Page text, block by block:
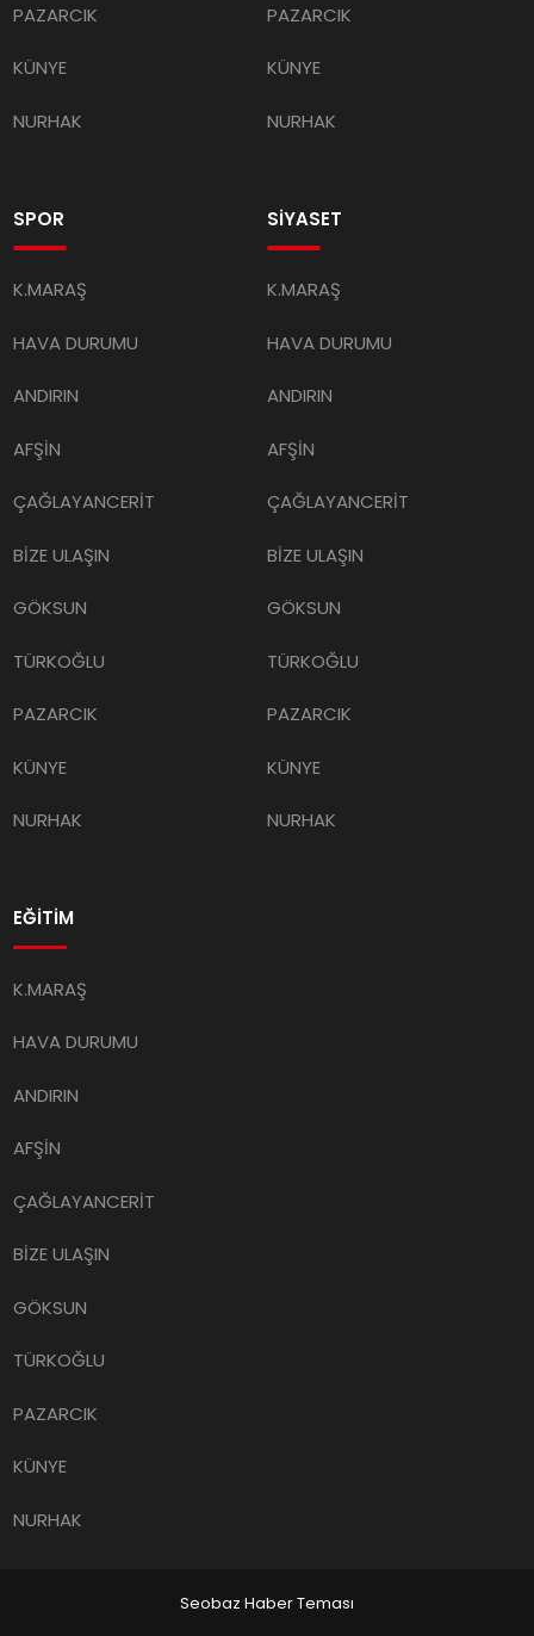
PAZARCIK
KÜNYE
NURHAK
PAZARCIK
KÜNYE
NURHAK
SPOR
K.MARAŞ
HAVA DURUMU
ANDIRIN
AFŞİN
ÇAĞLAYANCERİT
BİZE ULAŞIN
GÖKSUN
TÜRKOĞLU
PAZARCIK
KÜNYE
NURHAK
SİYASET
K.MARAŞ
HAVA DURUMU
ANDIRIN
AFŞİN
ÇAĞLAYANCERİT
BİZE ULAŞIN
GÖKSUN
TÜRKOĞLU
PAZARCIK
KÜNYE
NURHAK
EĞİTİM
K.MARAŞ
HAVA DURUMU
ANDIRIN
AFŞİN
ÇAĞLAYANCERİT
BİZE ULAŞIN
GÖKSUN
TÜRKOĞLU
PAZARCIK
KÜNYE
NURHAK
Seobaz Haber Teması